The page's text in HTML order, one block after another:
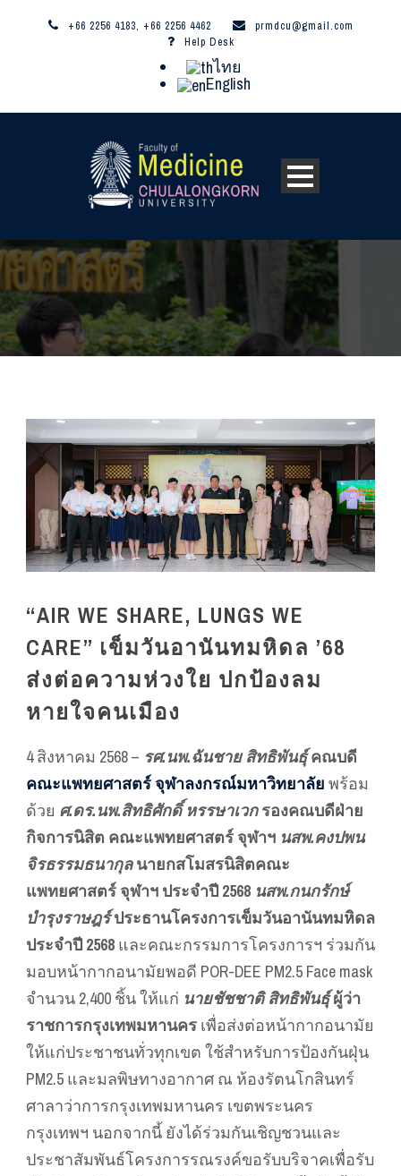
+66 2256 4183, +66 2256 4462
prmdcu@gmail.com
Help Desk
ไทย
English
“AIR WE SHARE, LUNGS WE
CARE” เข็มวันอานันทมหิดล ’68
ส่งต่อความห่วงใย ปกป้องลม
หายใจคนเมือง
4 สิงหาคม 2568 – รศ.นพ.ฉันชาย สิทธิพันธุ์คณบดี
คณะแพทยศาสตร์ จุฬาลงกรณ์มหาวิทยาลัย พร้อม
ด้วย ศ.ดร.นพ.สิทธิศักดิ์ หรรษาเวกรองคณบดีฝ่าย
กิจการนิสิต คณะแพทยศาสตร์ จุฬาฯ นสพ.คงปพน
จิรธรรมธนากุลนายกสโมสรนิสิตคณะ
แพทยศาสตร์ จุฬาฯ ประจำปี 2568 นสพ.กนกรักษ์
บำรุงราษฎร์ประธานโครงการเข็มวันอานันทมหิดล
ประจำปี 2568 และคณะกรรมการโครงการฯ ร่วมกัน
มอบหน้ากากอนามัยพอดี POR-DEE PM2.5 Face mask
จำนวน 2,400 ชิ้น ให้แก่ นายชัชชาติ สิทธิพันธุ์ผู้ว่า
ราชการกรุงเทพมหานคร เพื่อส่งต่อหน้ากากอนามัย
ให้แก่ประชาชนทั่วทุกเขต ใช้สำหรับการป้องกันฝุ่น
PM2.5 และมลพิษทางอากาศ ณ ห้องรัตนโกสินทร์
ศาลาว่าการกรุงเทพมหานคร เขตพระนคร
กรุงเทพฯ นอกจากนี้ ยังได้ร่วมกันเชิญชวนและ
ประชาสัมพันธ์โครงการรณรงค์ขอรับบริจาคเพื่อรับ